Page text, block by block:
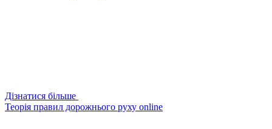
Дізнатися більше
Теорія правил дорожнього руху online